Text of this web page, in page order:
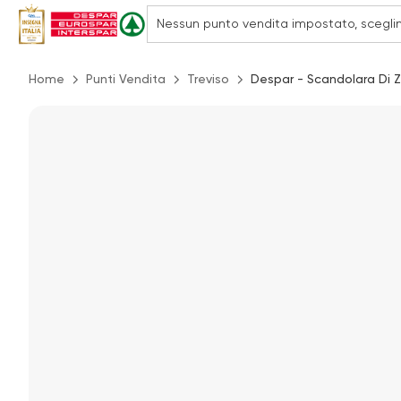
Home Punti Vendita Treviso Despar - Scandolara Di